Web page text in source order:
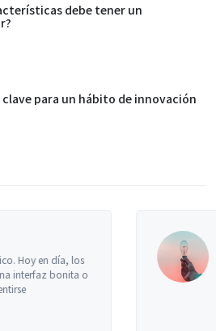
debe tener un
para un hábito de innovación
lleva años queriendo ser una
integral en nuestra humanidad, pero sin
éxito en la mayoría de los ámbitos. Sin